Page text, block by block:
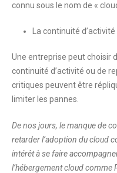
connu sous le nom de «
La continuité d’activité
Une entreprise peut choisir
continuité d’activité ou de
critiques peuvent être
limiter les pannes.
De nos jours, le manque de
retarder l’adoption du cloud
intérêt à se faire
l’hébergement cloud